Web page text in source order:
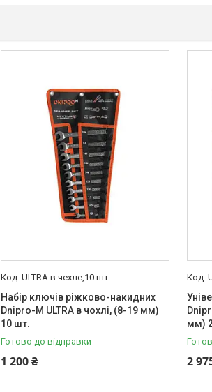
ULTRA в чехле,10 шт.
Набір ключів ріжково-накидних
Dnipro-M ULTRA в чохлі, (8-19 мм)
10 шт.
Готово до відправки
1 200 ₴
мм)
2